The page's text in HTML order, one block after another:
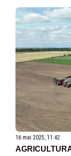
16 mai 2025, 11:42